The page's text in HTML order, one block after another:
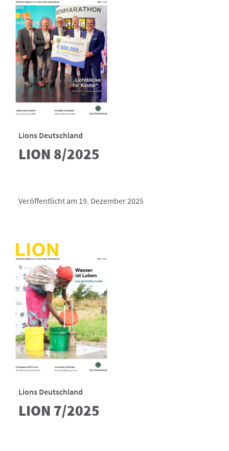
Lions Deutschland
LION 8/2025
Veröffentlicht am 19. Dezember 2025
Lions Deutschland
LION 7/2025